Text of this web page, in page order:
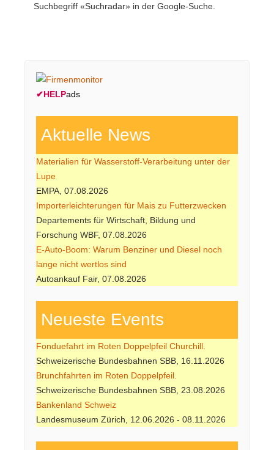
Suchbegriff «Suchradar» in der Google-Suche.
✔HELPads
Aktuelle News
Materialien für Wasserstoff-Verarbeitung unter der
Lupe
EMPA, 07.08.2026
Importerleichterungen für Mais zu Futterzwecken
Departements für Wirtschaft, Bildung und
Forschung WBF, 07.08.2026
E-Auto-Boom: Warum Benziner und Diesel noch
lange nicht wertlos sind
Autoankauf Fair, 07.08.2026
Neueste Events
Fonduefahrt im Roten Doppelpfeil Churchill.
Schweizerische Bundesbahnen SBB, 16.11.2026
Brunchfahrten im Roten Doppelpfeil.
Schweizerische Bundesbahnen SBB, 23.08.2026
Bankenland Schweiz
Landesmuseum Zürich, 12.06.2026 - 08.11.2026